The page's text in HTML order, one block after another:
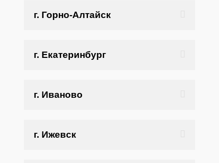
г. Горно-Алтайск
г. Екатеринбург
г. Иваново
г. Ижевск